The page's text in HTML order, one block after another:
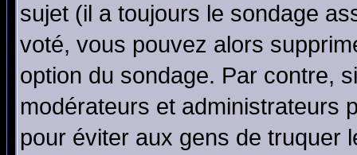
sujet (il a toujours le sondage
voté, vous pouvez alors
option du sondage. Par contre,
modérateurs et administrateurs
pour éviter aux gens de truquer